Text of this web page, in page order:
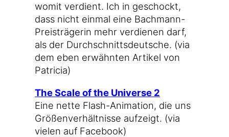
womit ver­dient. Ich in geschockt,
dass nicht ein­mal eine Bachmann-
Preisträgerin mehr ver­die­nen darf,
als der Durch­schnitts­deut­sche. (via
dem eben erwähn­ten Arti­kel von
Patricia)
The Sca­le of the Uni­ver­se 2
Eine net­te Flash-Animation, die uns
Grö­ßen­ver­hält­nis­se auf­zeigt. (via
vie­len auf Facebook)